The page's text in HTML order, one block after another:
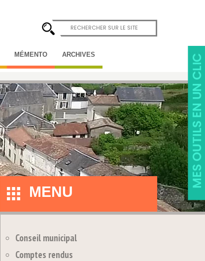
MÉMENTO ARCHIVES
MENU
Conseil municipal
Comptes rendus